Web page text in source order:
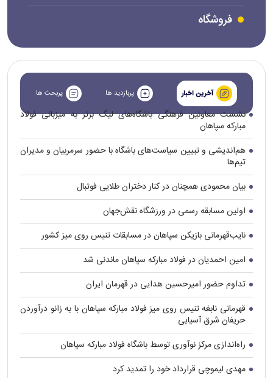
فروشگاه
آخرین اخبار پربازدید ها پربحث ها
نشست معاونین فرهنگی باشگاه‌های لیگ برتر به میزبانی فولاد
مبارکه سپاهان
هم‌اندیشی و تبیین سیاست‌های باشگاه با حضور سرمربیان و مدیران
تیم‌ها
بیان محمودی همچنان در کنار دختران طلایی فوتبال
اولین مسابقه رسمی در ورزشگاه نقش‌جهان
نایب‌قهرمانی بازیکن سپاهان در مسابقات تنیس روی میز کشور
امین احمدیان در فولاد مبارکه سپاهان ماندنی شد
تداوم حضور امیرحسین هدایی در قهرمان ایران
قهرمانی نابغه تنیس روی میز فولاد مبارکه سپاهان با به زانو درآوردن
حریفان شرق آسیایی
راه‌اندازی مرکز نوآوری توسط باشگاه فولاد مبارکه سپاهان
مهدی لیموچی قرارداد خود را تمدید کرد